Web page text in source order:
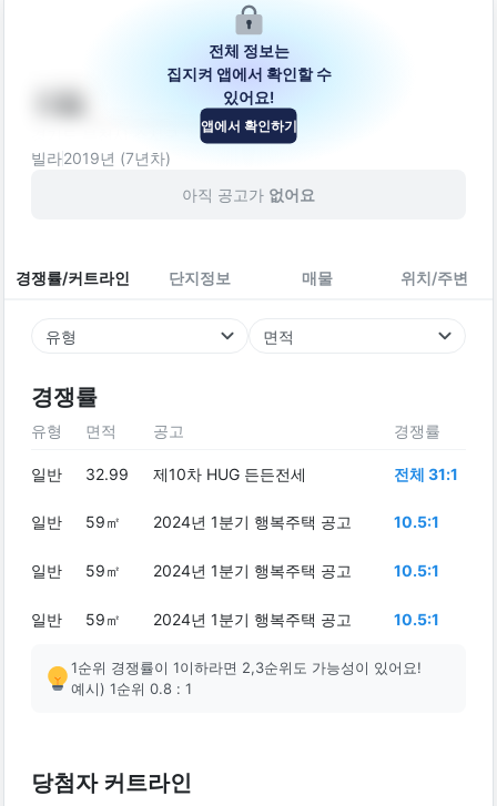
경기도 부천시 소사구 경인로 408
빌라2019년 (7년차)
아직 공고가 없어요
경쟁률/커트라인 단지정보 매물 위치/주변
유형 면적
경쟁률
전체 정보는
집지켜 앱에서 확인할 수
있어요!
앱에서 확인하기
유형 면적 공고 경쟁률
일반 32.99 제10차 HUG 든든전세 전체 31:1
일반 59㎡ 2024년 1분기 행복주택 공고 10.5:1
일반 59㎡ 2024년 1분기 행복주택 공고 10.5:1
일반 59㎡ 2024년 1분기 행복주택 공고 10.5:1
1순위 경쟁률이 1이하라면 2,3순위도 가능성이 있어요!
예시) 1순위 0.8 : 1
당첨자 커트라인